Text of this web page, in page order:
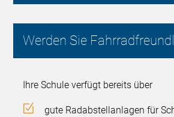
Werden Sie
Ihre Schule verfügt bereits über
gute Radabstellanlagen für